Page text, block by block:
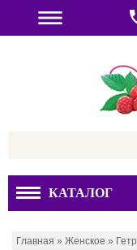
КАТАЛОГ
Главная » Женское »